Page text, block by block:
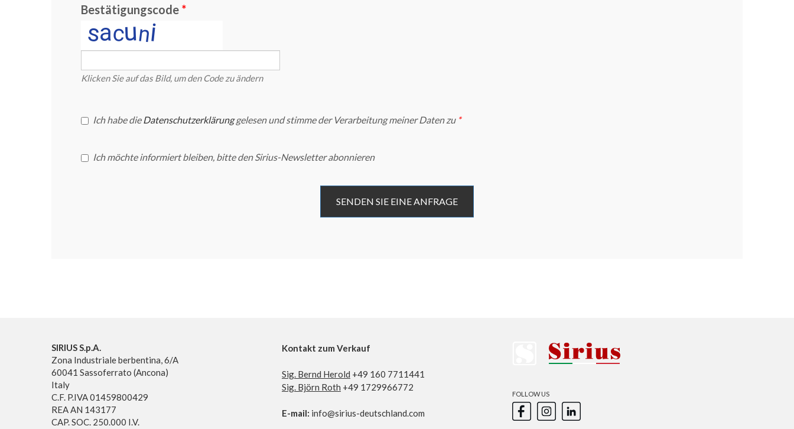
Bestätigungscode
Klicken Sie auf das Bild, um den Code zu ändern
Ich habe dieDatenschutzerklärunggelesen und stimme der Verarbeitung meiner Daten zu
Ich möchte informiert bleiben, bitte den Sirius-Newsletter abonnieren
SENDEN SIE EINE ANFRAGE
SIRIUS S.p.A.
Zona Industriale berbentina, 6/A
60041 Sassoferrato (Ancona)
Italy
C.F. P.IVA 01459800429
REA AN 143177
CAP. SOC. 250.000 I.V.
Kontakt zum Verkauf
Sig. Bernd Herold +49 160 7711441
Sig. Björn Roth +49 1729966772
E-mail: info@sirius-deutschland.com
FOLLOW US